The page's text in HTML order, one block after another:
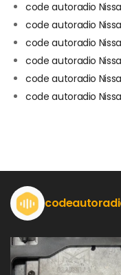
code autoradio
code autoradio
code autoradio
code autoradio
code autoradio
code autoradio